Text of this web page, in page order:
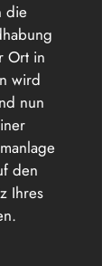
die
Ort in
wird
nun
den
Ihres